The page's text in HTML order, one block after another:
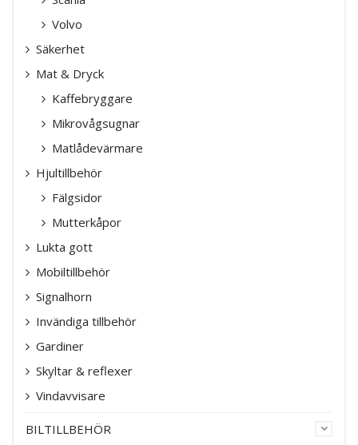
Volvo
Säkerhet
Mat & Dryck
Kaffebryggare
Mikrovågsugnar
Matlådevärmare
Hjultillbehör
Fälgsidor
Mutterkåpor
Lukta gott
Mobiltillbehör
Signalhorn
Invändiga tillbehör
Gardiner
Skyltar & reflexer
Vindavvisare
BILTILLBEHÖR